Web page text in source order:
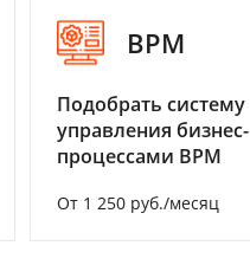
BPM
Подобрать систему
управления бизнес-
процессами BPM
От 1 250 руб./месяц